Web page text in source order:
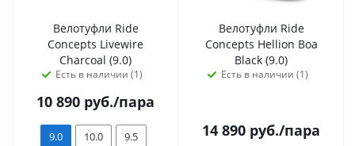
Велотуфли Ride
Concepts Livewire
Charcoal (9.0)
Есть в наличии (1)
10 890 руб./пара
9.0 10.0
9.5
Велотуфли Ride
Concepts Hellion Boa
Black (9.0)
Есть в наличии (1)
14 890 руб./пара